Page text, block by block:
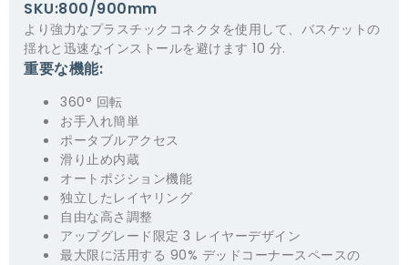
SKU:800/900mm
より強力なプラスチックコネクタを使用して、バスケットの
揺れと迅速なインストールを避けます 10 分.
重要な機能:
360° 回転
お手入れ簡単
ポータブルアクセス
滑り止め内蔵
オートポジション機能
独立したレイヤリング
自由な高さ調整
アップグレード限定 3 レイヤーデザイン
最大限に活用する 90% デッドコーナースペースの